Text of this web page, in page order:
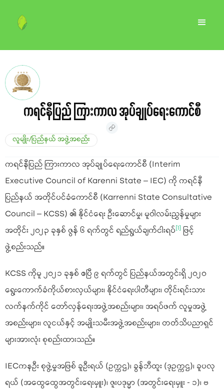
ကရင်နီပြည် ကြားကာလ အုပ်ချုပ်ရေးကောင်စီ
လူမျိုး/ပြည်နယ် အဖွဲ့အစည်း
ကရင်နီပြည် ကြားကာလ အုပ်ချုပ်ရေးကောင်စီ (Interim
Executive Council of Karenni State – IEC) ကို ကရင်နီ
ပြည်နယ် အတိုင်ပင်ခံကောင်စီ (Karrenni State Consultative
Council – KCSS) ၏ နိုင်ငံရေး ဦးဆောင်မှု၊ မူဝါလမ်းညွှန်မှုများ
အတိုင်း ၂၀၂၃ ခုနှစ် ဇွန် ၆ ရက်တွင် ရည်ရွယ်ချက်ငါးရပ်[1] ဖြင့်
ဖွဲ့စည်းသည်။
KCSS ကိုမူ ၂၀၂၁ ခုနှစ် ဧပြီ ၉ ရက်တွင် ပြည်နယ်အတွင်းရှိ ၂၀၂၀
ရွေးကောက်ခံကိုယ်စားလှယ်များ၊ နိုင်ငံရေးပါတီများ၊ တိုင်းရင်းသား
လက်နက်ကိုင် တော်လှန်ရေးအဖွဲ့အစည်းများ၊ အရပ်ဖက် လူမှုအဖွဲ့
အစည်းများ၊ လူငယ်နှင့် အမျိုးသမီးအဖွဲ့အစည်းများ၊ တတ်သိပညာရှင်
များအားလုံး စုစည်းထားသည်။
IECကနဦး စုဖွဲ့မှုအဖြစ် ခူဦးရယ် (ဥက္ကဌ)၊ ခွန်ဘီထူး (ဒုဥက္ကဌ)၊ ခူပလု
ရယ် (အထွေထွေအတွင်းရေးမှူး)၊ ဇူးပဒုမ္မာ (အတွင်းရေးမှူး - ၁)၊ ဗ